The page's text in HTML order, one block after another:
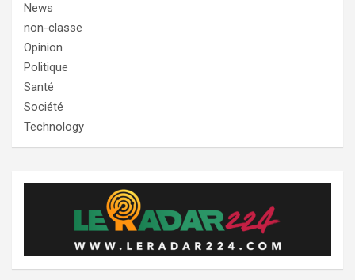
News
non-classe
Opinion
Politique
Santé
Société
Technology